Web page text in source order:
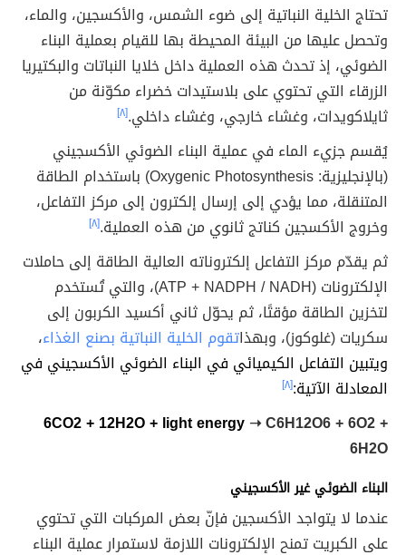
تحتاج الخلية النباتية إلى ضوء الشمس، والأكسجين، والماء،
وتحصل عليها من البيئة المحيطة بها للقيام بعملية البناء
الضوئي، إذ تحدث هذه العملية داخل خلايا النباتات والبكتيريا
الزرقاء التي تحتوي على بلاستيدات خضراء مكوّنة من
ثايلاكويدات، وغشاء خارجي، وغشاء داخلي.[٨]
يُقسم جزيء الماء في عملية البناء الضوئي الأكسجيني
(بالإنجليزية: Oxygenic Photosynthesis) باستخدام الطاقة
المتنقلة، مما يؤدي إلى إرسال إلكترون إلى مركز التفاعل،
وخروج الأكسجين كناتج ثانوي من هذه العملية.[٨]
ثم يقدّم مركز التفاعل إلكتروناته العالية الطاقة إلى حاملات
الإلكترونات (ATP + NADPH / NADH)، والتي تُستخدم
لتخزين الطاقة مؤقتًا، ثم يحوّل ثاني أكسيد الكربون إلى
سكريات (غلوكوز)، وبهذاتقوم الخلية النباتية بصنع الغذاء،
ويتبين التفاعل الكيميائي في البناء الضوئي الأكسجيني في
المعادلة الآتية:[٨]
6CO2+ 12H2O + light energy➝ C6H12O6+ 6O2+
6H2O
البناء الضوئي غير الأكسجيني
عندما لا يتواجد الأكسجين فإنّ بعض المركبات التي تحتوي
على الكبريت تمنح الإلكترونات اللازمة لاستمرار عملية البناء